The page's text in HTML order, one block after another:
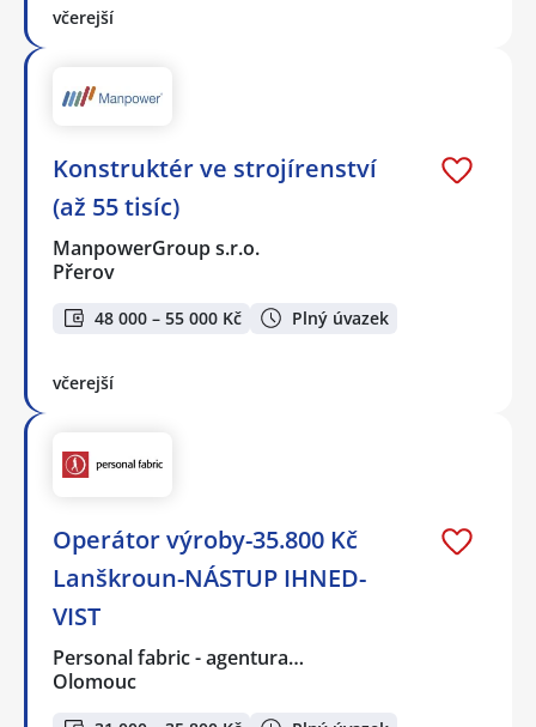
včerejší
Konstruktér ve strojírenství
(až 55 tisíc)
ManpowerGroup s.r.o.
Přerov
48 000 – 55 000 Kč Plný úvazek
včerejší
Operátor výroby-35.800 Kč
Lanškroun-NÁSTUP IHNED-
VIST
Personal fabric - agentura…
Olomouc